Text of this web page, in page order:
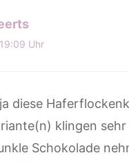
Uhr
diese
klingen
Schokolade